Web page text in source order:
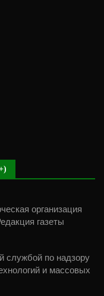
организация
газеты
службой по надзору
и массовых